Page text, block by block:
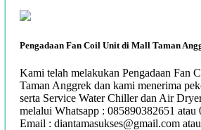
Pengadaan Fan Coil Unit di Mall Taman
Kami telah melakukan Pengadaan Fan
Taman Anggrek dan kami menerima
serta Service Water Chiller dan Air
melalui Whatsapp : 085890382651 atau
Email : diantamasukses@gmail.com